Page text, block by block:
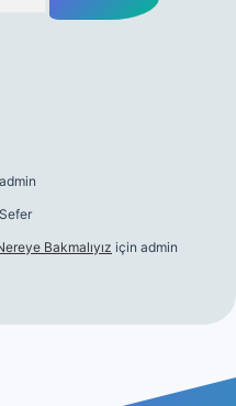
admin
Sefer
Bakmalıyız için admin